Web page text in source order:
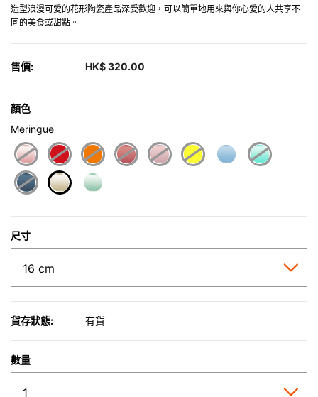
造型浪漫可愛的花形陶瓷產品深受歡迎，可以簡單地用來與你心愛的人共享不
同的美食或甜點。
售價: HK$ 320.00
顏色
Meringue
尺寸
貨存狀態: 有貨
數量